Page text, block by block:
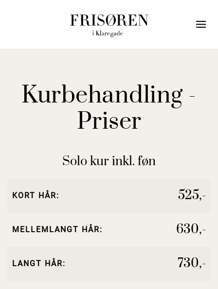
Kurbehandling -
Priser
Solo kur inkl. føn
KORT HÅR: 525,-
MELLEMLANGT HÅR: 630,-
LANGT HÅR: 730,-